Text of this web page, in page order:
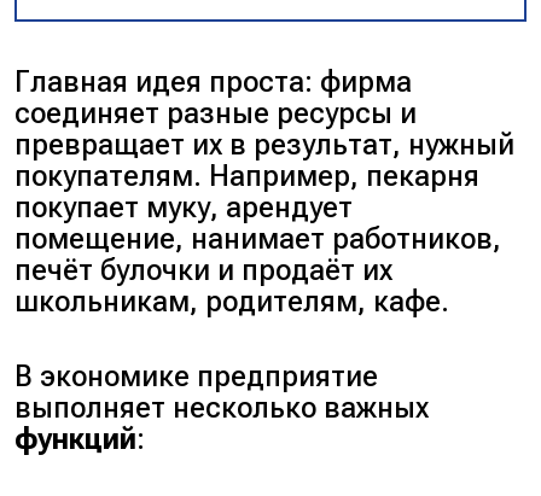
Главная идея проста: фирма
соединяет разные ресурсы и
превращает их в результат, нужный
покупателям. Например, пекарня
покупает муку, арендует
помещение, нанимает работников,
печёт булочки и продаёт их
школьникам, родителям, кафе.
В экономике предприятие
выполняет несколько важных
функций: